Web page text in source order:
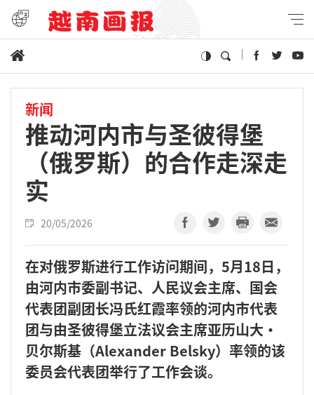
新闻
推动河内市与圣彼得堡
（俄罗斯）的合作走深走
实
20/05/2026
在对俄罗斯进行工作访问期间，5月18日，
由河内市委副书记、人民议会主席、国会
代表团副团长冯氏红霞率领的河内市代表
团与由圣彼得堡立法议会主席亚历山大·
贝尔斯基（Alexander Belsky）率领的该
委员会代表团举行了工作会谈。